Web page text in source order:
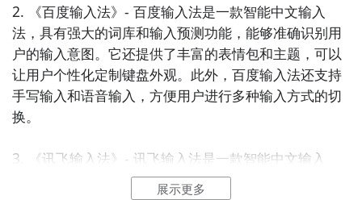
2. 《百度输入法》- 百度输入法是一款智能中文输入
法，具有强大的词库和输入预测功能，能够准确识别用
户的输入意图。它还提供了丰富的表情包和主题，可以
让用户个性化定制键盘外观。此外，百度输入法还支持
手写输入和语音输入，方便用户进行多种输入方式的切
换。
3. 《讯飞输入法》- 讯飞输入法是一款智能中文输入
法，支持拼音、手写、语音等多种输入方式。它具有智
展示更多